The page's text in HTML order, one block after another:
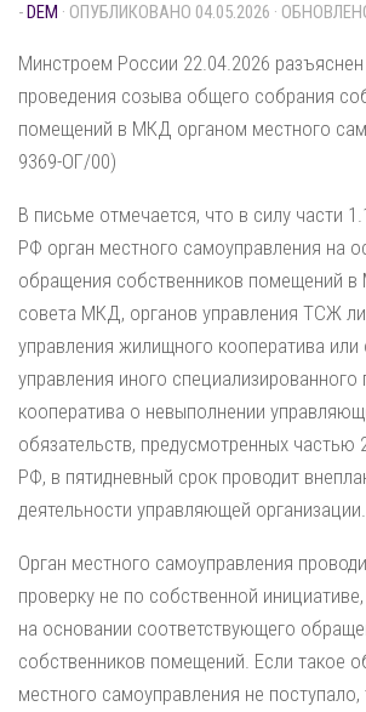
-DEM · ОПУБЛИКОВАНО 04.05.2026 ·
Минстроем России 22.04.2026
проведения созыва общего собрания
помещений в МКД органом местного
9369-ОГ/00)
В письме отмечается, что в силу части
РФ орган местного самоуправления на
обращения собственников помещений в
совета МКД, органов управления ТСЖ
управления жилищного кооператива или
управления иного специализированного
кооператива о невыполнении
обязательств, предусмотренных частью
РФ, в пятидневный срок проводит
деятельности управляющей организации.
Орган местного самоуправления
проверку не по собственной
на основании соответствующего
собственников помещений. Если такое
местного самоуправления не